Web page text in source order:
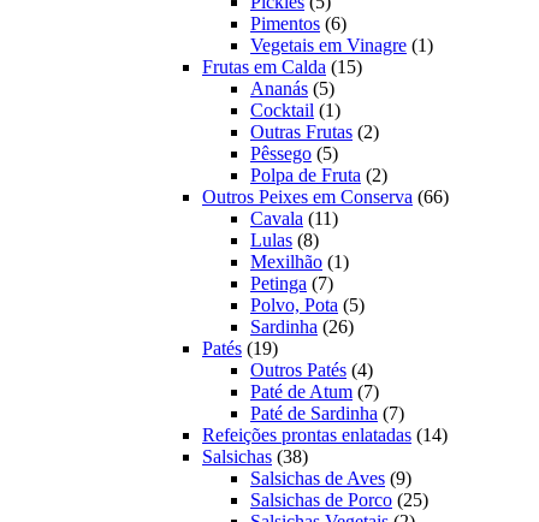
produtos
Pimentos 66
produtos
Vegetais em Vinagre 11
Frutas em Calda 1515
Ananás 55
produtos
Cocktail 11
produto
Outras Frutas 22
Pêssego 55
produtos
Polpa de Fruta 22
produtos
Outros Peixes em Conserva 6666
Cavala 1111
Lulas 88
produtos
Mexilhão 11
Petinga 77
produtos
Polvo, Pota 55
Sardinha 2626
Patés 1919
produtos
Outros Patés 44
produtos
Paté de Atum 77
produtos
Paté de Sardinha 77
produtos
Refeições prontas enlatadas 1414
Salsichas 3838
produtos
Salsichas de Aves 99
produtos
Salsichas de Porco 2525